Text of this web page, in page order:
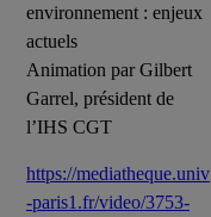
environnement : enjeux
actuels
Animation par Gilbert
Garrel, président de
l’IHS CGT
https://mediatheque.univ
-paris1.fr/video/3753-